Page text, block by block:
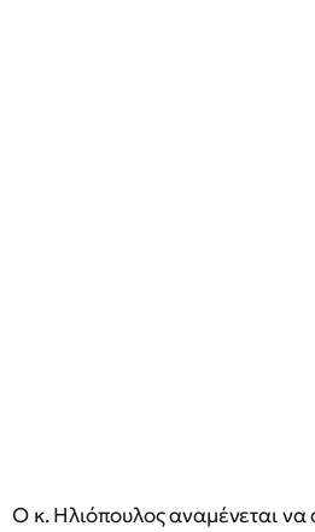
Ο κ. Ηλιόπουλος αναμένεται να